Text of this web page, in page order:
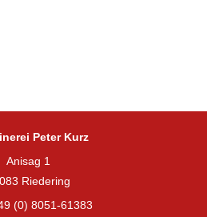
Peter Kurz
Anisag 1
Riedering
(0) 8051-61383